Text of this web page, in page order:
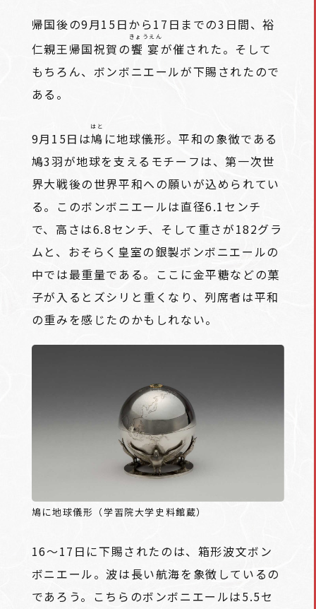
帰国後の9月15日から17日までの3日間、裕
仁親王帰国祝賀の饗宴
きょうえん
が催された。そして
もちろん、ボンボニエールが下賜されたので
ある。
9月15日は鳩
はと
に地球儀形。平和の象徴である
鳩3羽が地球を支えるモチーフは、第一次世
界大戦後の世界平和への願いが込められてい
る。このボンボニエールは直径6.1センチ
で、高さは6.8センチ、そして重さが182グラ
ムと、おそらく皇室の銀製ボンボニエールの
中では最重量である。ここに金平糖などの菓
子が入るとズシリと重くなり、列席者は平和
の重みを感じたのかもしれない。
鳩に地球儀形（学習院大学史料館蔵）
16～17日に下賜されたのは、箱形波文ボン
ボニエール。波は長い航海を象徴しているの
であろう。こちらのボンボニエールは5.5セ